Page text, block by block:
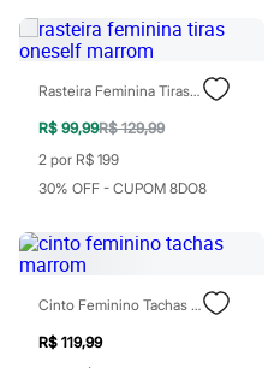
Shorts e Bermudas
Vestidos
Acessórios
Bolsas
Bijoux
Cintos
Óculos
Relógios
Botas
Chinelos
Rasteirinhas
Sandálias
Tênis
Rasteira Feminina Tiras Oneself Marrom
R$ 99,99R$ 129,99
2 por R$ 199
30% OFF - CUPOM 8DO8
Cinto Feminino Tachas Marrom
R$ 119,99